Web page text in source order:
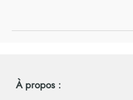
À propos :